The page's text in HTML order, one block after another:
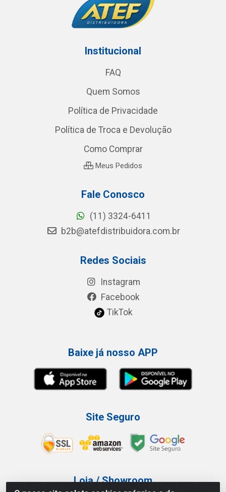
Institucional
FAQ
Quem Somos
Política de Privacidade
Política de Troca e Devolução
Como Comprar
Meus Pedidos
Fale Conosco
(11) 3324-6411
b2b@atefdistribuidora.com.br
Redes Sociais
Instagram
Facebook
TikTok
Baixe já nosso APP
Site Seguro
Loja / Showroom